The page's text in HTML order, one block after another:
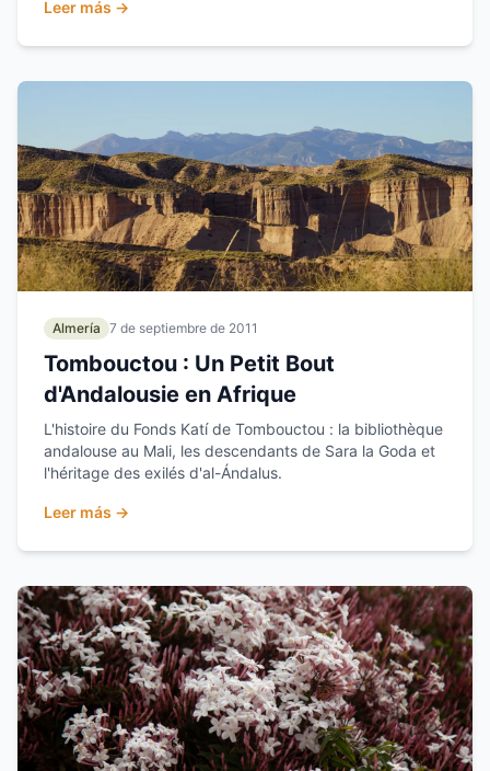
Leer más →
Almería 7 de septiembre de 2011
Tombouctou : Un Petit Bout
d'Andalousie en Afrique
L'histoire du Fonds Katí de Tombouctou : la bibliothèque
andalouse au Mali, les descendants de Sara la Goda et
l'héritage des exilés d'al-Ándalus.
Leer más →